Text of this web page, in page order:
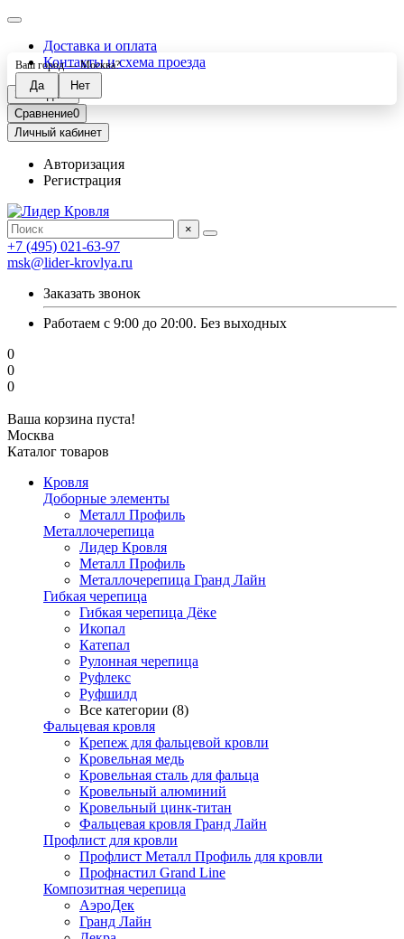
Доставка и оплата
Контакты и схема проезда
Закладки0
Сравнение0
Личный кабинет
Авторизация
Регистрация
×
+7 (495) 021-63-97
msk@lider-krovlya.ru
Заказать звонок
Работаем с 9:00 до 20:00. Без выходных
0
0
0
Ваша корзина пуста!
Москва
Ваш город —Москва?
Каталог товаров
Кровля
Доборные элементы
Металл Профиль
Металлочерепица
Лидер Кровля
Металл Профиль
Металлочерепица Гранд Лайн
Гибкая черепица
Гибкая черепица Дёке
Икопал
Катепал
Рулонная черепица
Руфлекс
Руфшилд
Все категории (8)
Фальцевая кровля
Крепеж для фальцевой кровли
Кровельная медь
Кровельная сталь для фальца
Кровельный алюминий
Кровельный цинк-титан
Фальцевая кровля Гранд Лайн
Профлист для кровли
Профлист Металл Профиль для кровли
Профнастил Grand Line
Композитная черепица
АэроДек
Гранд Лайн